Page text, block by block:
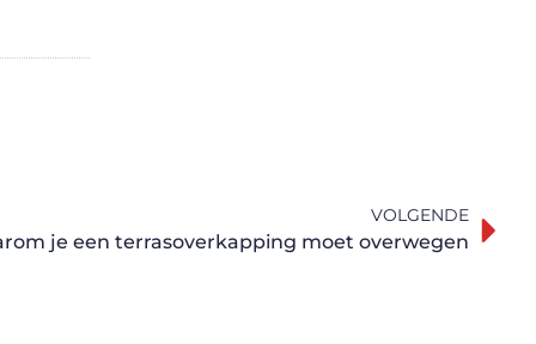
VOLGENDE
je een terrasoverkapping moet overwegen